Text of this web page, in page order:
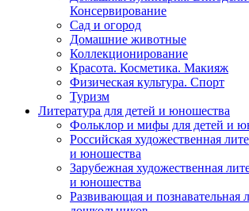
Консервирование
Сад и огород
Домашние животные
Коллекционирование
Красота. Косметика. Макияж
Физическая культура. Спорт
Туризм
Литература для детей и юношества
Фольклор и мифы для детей и
Российская художественная
и юношества
Зарубежная художественная
и юношества
Развивающая и познавательная